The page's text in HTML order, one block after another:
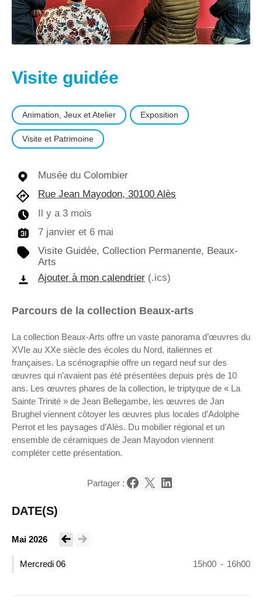
DATE(S)
Voir le mois précédent
Mai 2026 Voir le mois suivant
Mercredi 06 15h00 - 16h00
Visite guidée
Animation, Jeux et Atelier Exposition
Visite et Patrimoine
Musée du Colombier
Rue Jean Mayodon, 30100 Alès
Il y a 3 mois
7 janvier et 6 mai
Visite Guidée, Collection Permanente, Beaux-
Arts
Ajouter à mon calendrier (.ics)
Parcours de la collection Beaux-arts
La collection Beaux-Arts offre un vaste panorama d’œuvres du
XVIe au XXe siècle des écoles du Nord, italiennes et
françaises. La scénographie offre un regard neuf sur des
œuvres qui n’avaient pas été présentées depuis près de 10
ans. Les œuvres phares de la collection, le triptyque de « La
Sainte Trinité » de Jean Bellegambe, les œuvres de Jan
Brughel viennent côtoyer les œuvres plus locales d’Adolphe
Perrot et les paysages d’Alès. Du mobilier régional et un
ensemble de céramiques de Jean Mayodon viennent
compléter cette présentation.
Partager : Partager sur Facebook
Partager sur XPartager sur LinkedIn